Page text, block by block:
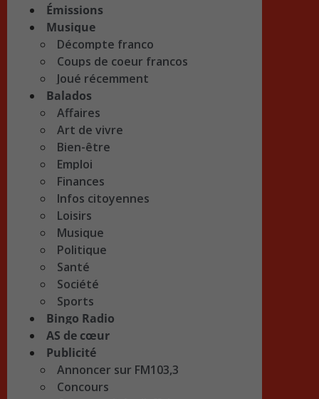
Émissions
Musique
Décompte franco
Coups de coeur francos
Joué récemment
Balados
Affaires
Art de vivre
Bien-être
Emploi
Finances
Infos citoyennes
Loisirs
Musique
Politique
Santé
Société
Sports
Bingo Radio
AS de cœur
Publicité
Annoncer sur FM103,3
Concours